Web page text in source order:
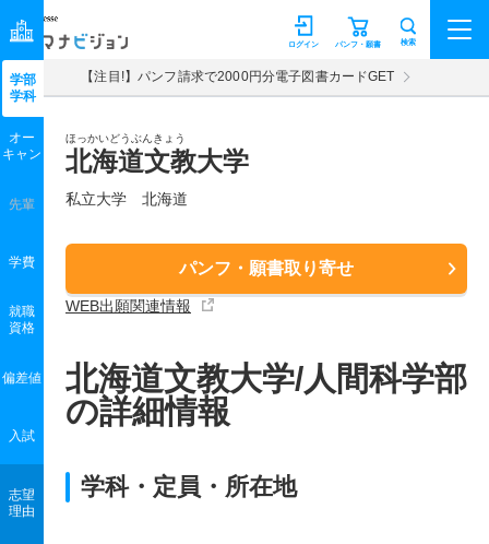
マナビジョン パンフ・願書
ログイン 検索
【注目!】パンフ請求で2000円分電子図書カードGET
ほっかいどうぶんきょう
北海道文教大学
私立大学 北海道
パンフ・願書取り寄せ
WEB出願関連情報
学部
学科
オー
キャン
先輩
学費
就職
資格
偏差値
入試
志望
理由
北海道文教大学/人間科学部
の詳細情報
学科・定員・所在地